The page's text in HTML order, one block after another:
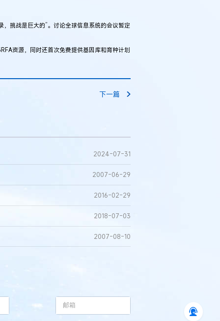
挑战是巨大的”。讨论全球信息系统的会议暂定
资源，同时还首次免费提供基因库和育种计划
下一篇
2024-07-31
2007-06-29
2016-02-29
2018-07-03
2007-08-10